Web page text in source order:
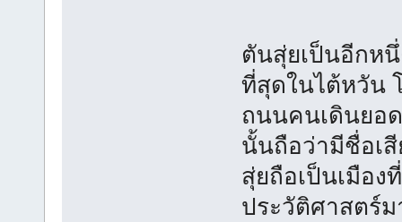
ตันสุ่ยเป็นอีกห
ที่สุดในไต้หวัน
ถนนคนเดินยอ
นั้นถือว่ามีชื่อเ
สุ่ยถือเป็นเมือ
ประวัติศาสตร์